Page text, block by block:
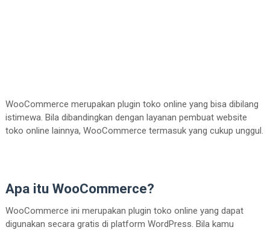
WooCommerce merupakan plugin toko online yang bisa dibilang
istimewa. Bila dibandingkan dengan layanan pembuat website
toko online lainnya, WooCommerce termasuk yang cukup unggul.
Apa itu WooCommerce?
WooCommerce ini merupakan plugin toko online yang dapat
digunakan secara gratis di platform WordPress. Bila kamu